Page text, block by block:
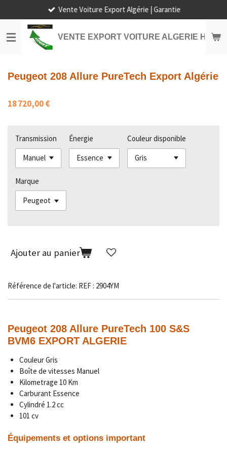
au
contenu
principal
VENTE EXPORT VOITURE ALGERIE HORS
Vente Voiture Export Algérie | Garantie
Peugeot 208 Allure PureTech Export Algérie
18 720,00 €
Transmission Énergie Couleur disponible
Marque
Ajouter au panier
Référence de l'article: REF : 2904YM
Peugeot 208 Allure PureTech 100 S&S
BVM6 EXPORT ALGERIE
Couleur Gris
Boîte de vitesses Manuel
Kilometrage 10 Km
Carburant Essence
Cylindré 1.2 cc
101 cv
Équipements et options important